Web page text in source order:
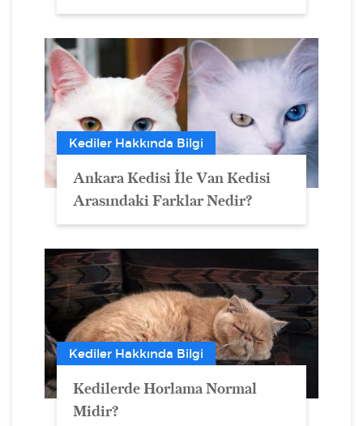
Kediler Hakkında Bilgi
Ankara Kedisi İle Van Kedisi
Arasındaki Farklar Nedir?
Kediler Hakkında Bilgi
Kedilerde Horlama Normal
Midir?